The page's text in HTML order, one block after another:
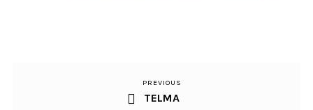
Previous
Post
PREVIOUS
TELMA